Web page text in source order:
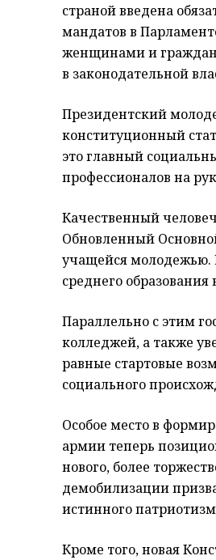
страной введена
мандатов в
женщинами и
в законодательной
Президентский
конституционный
это главный
профессионалов на
Качественный
Обновленный
учащейся молодежью.
среднего
Параллельно с этим
колледжей, а также
равные стартовые
социального
Особое место в
армии теперь
нового, более
демобилизации
истинного
Кроме того, новая